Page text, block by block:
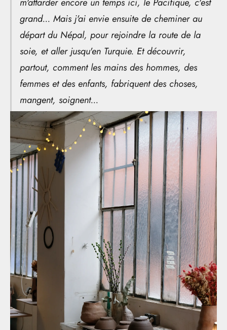
grand... Mais j'ai envie ensuite de cheminer au
départ du Népal, pour rejoindre la route de la
soie, et aller jusqu'en Turquie. Et découvrir,
partout, comment les mains des hommes, des
femmes et des enfants, fabriquent des choses,
mangent, soignent...